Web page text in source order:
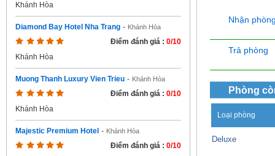
Khánh Hòa
Diamond Bay Hotel Nha Trang - Khánh Hòa
Điểm đánh giá : 0/10
Khánh Hòa
Muong Thanh Luxury Vien Trieu - Khánh Hòa
Điểm đánh giá : 0/10
Khánh Hòa
Majestic Premium Hotel - Khánh Hòa
Điểm đánh giá : 0/10
Nhận
Trả phòng
Phòng
Loại phòng
Deluxe